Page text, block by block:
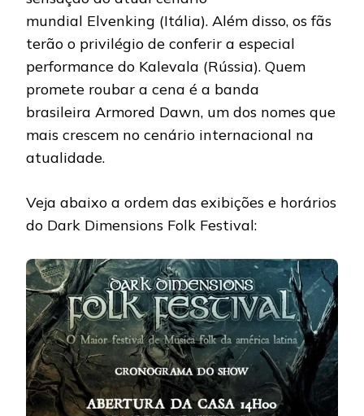
mundial Elvenking (Itália). Além disso, os fãs
terão o privilégio de conferir a especial
performance do Kalevala (Rússia). Quem
promete roubar a cena é a banda
brasileira Armored Dawn, um dos nomes que
mais crescem no cenário internacional na
atualidade.
Veja abaixo a ordem das exibições e horários
do Dark Dimensions Folk Festival: